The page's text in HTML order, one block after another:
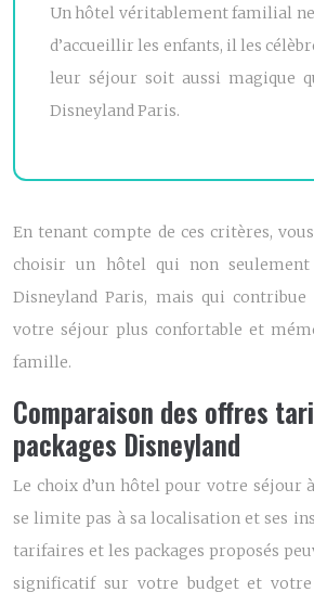
Un hôtel véritablement familial ne
d’accueillir les enfants, il les
leur séjour soit aussi magique
Disneyland Paris.
En tenant compte de ces critères,
choisir un hôtel qui non seulement
Disneyland Paris, mais qui
votre séjour plus confortable et
famille.
Comparaison des offres
packages Disneyland
Le choix d’un hôtel pour votre séjour
se limite pas à sa localisation et ses
tarifaires et les packages proposés
significatif sur votre budget et votre